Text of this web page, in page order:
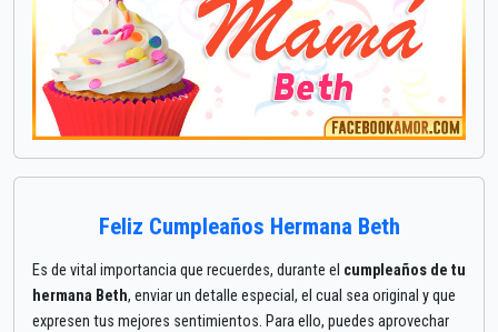
Feliz Cumpleaños Hermana Beth
Es de vital importancia que recuerdes, durante el cumpleaños de tu
hermana Beth, enviar un detalle especial, el cual sea original y que
expresen tus mejores sentimientos. Para ello, puedes aprovechar